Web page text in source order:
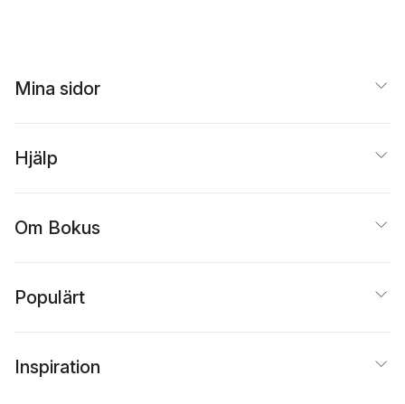
Mina sidor
Hjälp
Om Bokus
Populärt
Inspiration